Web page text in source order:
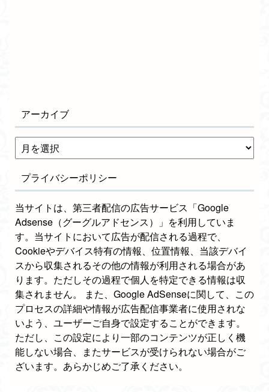
アーカイブ
プライバシーポリシー
当サイトは、第三者配信の広告サービス「Google
Adsense（グーグルアドセンス）」を利用していま
す。当サイトにおいて広告が配信される過程で、
Cookieやデバイス特有の情報、位置情報、当該デバイ
スから収集されるその他の情報が利用される場合があ
ります。ただしその過程で個人を特定できる情報は収
集されません。 また、Google AdSenseに関して、この
プロセスの詳細や情報が広告配信事業者に使用されな
いよう、ユーザーご自身で設定することができます。
ただし、この設定により一部のコンテンツが正しく機
能しない場合、またサービスが受けられない場合がご
ざいます。あらかじめご了承ください。